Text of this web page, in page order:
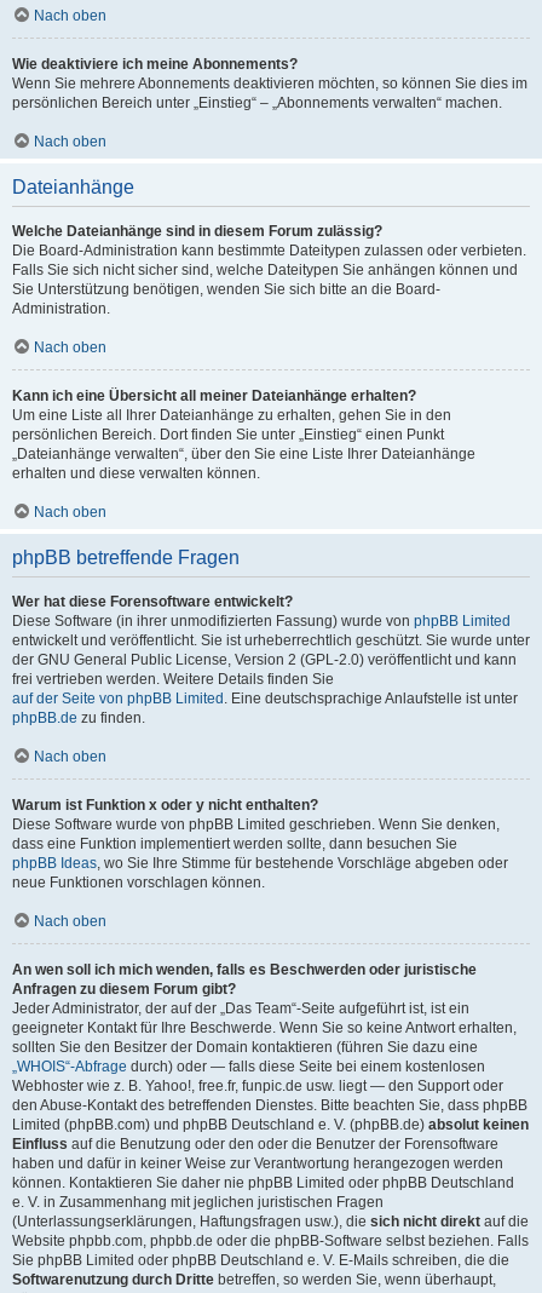
Nach oben
Wie deaktiviere ich meine Abonnements?
Wenn Sie mehrere Abonnements deaktivieren möchten, so können Sie dies im
persönlichen Bereich unter „Einstieg“ – „Abonnements verwalten“ machen.
Nach oben
Dateianhänge
Welche Dateianhänge sind in diesem Forum zulässig?
Die Board-Administration kann bestimmte Dateitypen zulassen oder verbieten.
Falls Sie sich nicht sicher sind, welche Dateitypen Sie anhängen können und
Sie Unterstützung benötigen, wenden Sie sich bitte an die Board-
Administration.
Nach oben
Kann ich eine Übersicht all meiner Dateianhänge erhalten?
Um eine Liste all Ihrer Dateianhänge zu erhalten, gehen Sie in den
persönlichen Bereich. Dort finden Sie unter „Einstieg“ einen Punkt
„Dateianhänge verwalten“, über den Sie eine Liste Ihrer Dateianhänge
erhalten und diese verwalten können.
Nach oben
phpBB betreffende Fragen
Wer hat diese Forensoftware entwickelt?
Diese Software (in ihrer unmodifizierten Fassung) wurde von phpBB Limited
entwickelt und veröffentlicht. Sie ist urheberrechtlich geschützt. Sie wurde unter
der GNU General Public License, Version 2 (GPL-2.0) veröffentlicht und kann
frei vertrieben werden. Weitere Details finden Sie
auf der Seite von phpBB Limited . Eine deutschsprachige Anlaufstelle ist unter
phpBB.de zu finden.
Nach oben
Warum ist Funktion x oder y nicht enthalten?
Diese Software wurde von phpBB Limited geschrieben. Wenn Sie denken,
dass eine Funktion implementiert werden sollte, dann besuchen Sie
phpBB Ideas, wo Sie Ihre Stimme für bestehende Vorschläge abgeben oder
neue Funktionen vorschlagen können.
Nach oben
An wen soll ich mich wenden, falls es Beschwerden oder juristische
Anfragen zu diesem Forum gibt?
Jeder Administrator, der auf der „Das Team“-Seite aufgeführt ist, ist ein
geeigneter Kontakt für Ihre Beschwerde. Wenn Sie so keine Antwort erhalten,
sollten Sie den Besitzer der Domain kontaktieren (führen Sie dazu eine
„WHOIS“-Abfrage durch) oder — falls diese Seite bei einem kostenlosen
Webhoster wie z. B. Yahoo!, free.fr, funpic.de usw. liegt — den Support oder
den Abuse-Kontakt des betreffenden Dienstes. Bitte beachten Sie, dass phpBB
Limited (phpBB.com) und phpBB Deutschland e. V. (phpBB.de) absolut keinen
Einfluss auf die Benutzung oder den oder die Benutzer der Forensoftware
haben und dafür in keiner Weise zur Verantwortung herangezogen werden
können. Kontaktieren Sie daher nie phpBB Limited oder phpBB Deutschland
e. V. in Zusammenhang mit jeglichen juristischen Fragen
(Unterlassungserklärungen, Haftungsfragen usw.), die sich nicht direkt auf die
Website phpbb.com, phpbb.de oder die phpBB-Software selbst beziehen. Falls
Sie phpBB Limited oder phpBB Deutschland e. V. E-Mails schreiben, die die
Softwarenutzung durch Dritte betreffen, so werden Sie, wenn überhaupt,